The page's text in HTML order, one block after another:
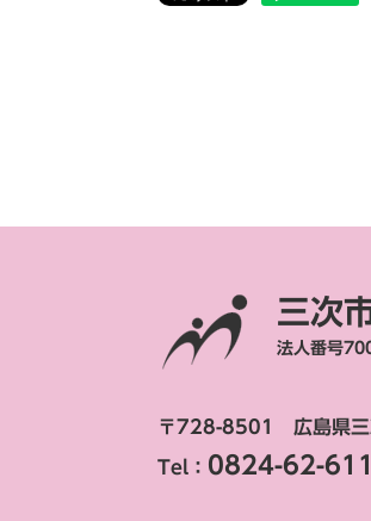
三次
法人番号
〒728-8501 広島県三
Tel： 0824-62-